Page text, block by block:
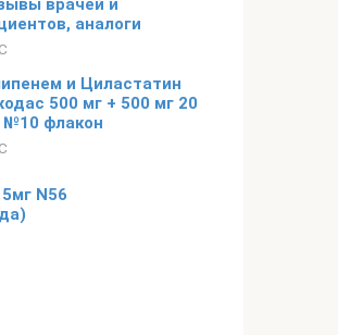
врачей и
аналоги
и Циластатин
500 мг + 500 мг 20
№10 флакон
N56